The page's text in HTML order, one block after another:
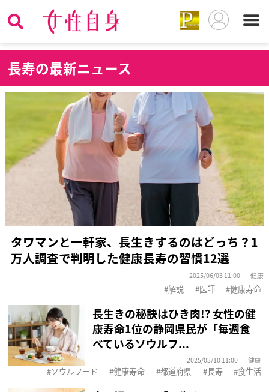
長寿の最新ニュース
タワマンと一軒家、長生きするのはどっち？1
万人調査で判明した健康長寿の習慣12選
2025/06/03 11:00 健康
解説 医師 健康寿命
長生きの秘訣はひき肉!? 女性の健
康寿命1位の静岡県民が「毎週食
べているソウルフ...
2025/03/10 11:00 健康
ソウルフード 健康寿命 都道府県 長寿 食生活